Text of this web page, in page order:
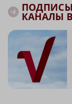
КАНАЛЫ В